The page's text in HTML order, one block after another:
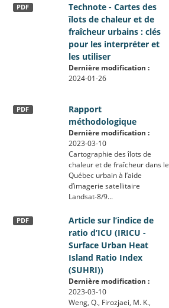
Technote - Cartes des
îlots de chaleur et de
fraîcheur urbains : clés
pour les interpréter et
les utiliser
PDF
Dernière modification :
2024-01-26
Rapport
méthodologique
PDF
Dernière modification :
2023-03-10
Cartographie des îlots de
chaleur et de fraîcheur dans le
Québec urbain à l’aide
d’imagerie satellitaire
Landsat-8/9...
Article sur l’indice de
ratio d’ICU (IRICU -
Surface Urban Heat
Island Ratio Index
(SUHRI))
PDF
Dernière modification :
2023-03-10
Weng, Q., Firozjaei, M. K.,